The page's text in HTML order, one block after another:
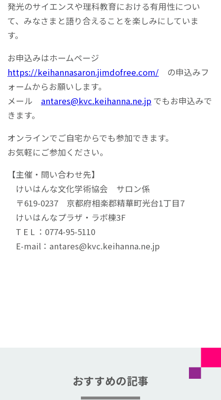
発光のサイエンスや理科教育における有用性につい
て、みなさまと語り合えることを楽しみにしていま
す。
お申込みはホームページ
https://keihannasaron.jimdofree.com/の申込みフ
ォームからお願いします。
メール antares@kvc.keihanna.ne.jp でもお申込みで
きます。
オンラインでご自宅からでも参加できます。
お気軽にご参加ください。
【主催・問い合わせ先】
けいはんな文化学術協会 サロン係
〒619-0237 京都府相楽郡精華町光台1丁目7
けいはんなプラザ・ラボ棟3F
T E L ：0774-95-5110
E-mail：antares@kvc.keihanna.ne.jp
おすすめの記事